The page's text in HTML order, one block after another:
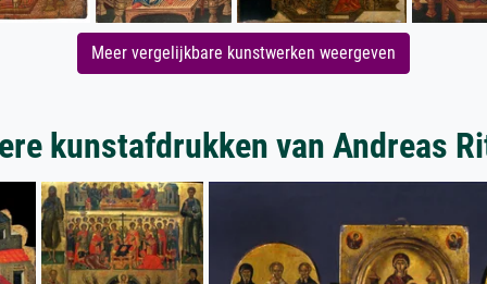
Meer vergelijkbare kunstwerken weergeven
kunstafdrukken van Andreas